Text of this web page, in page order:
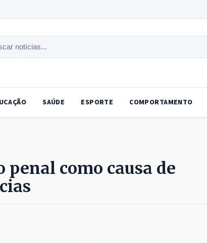
SAÚDE ESPORTE COMPORTAMENTO
como causa de